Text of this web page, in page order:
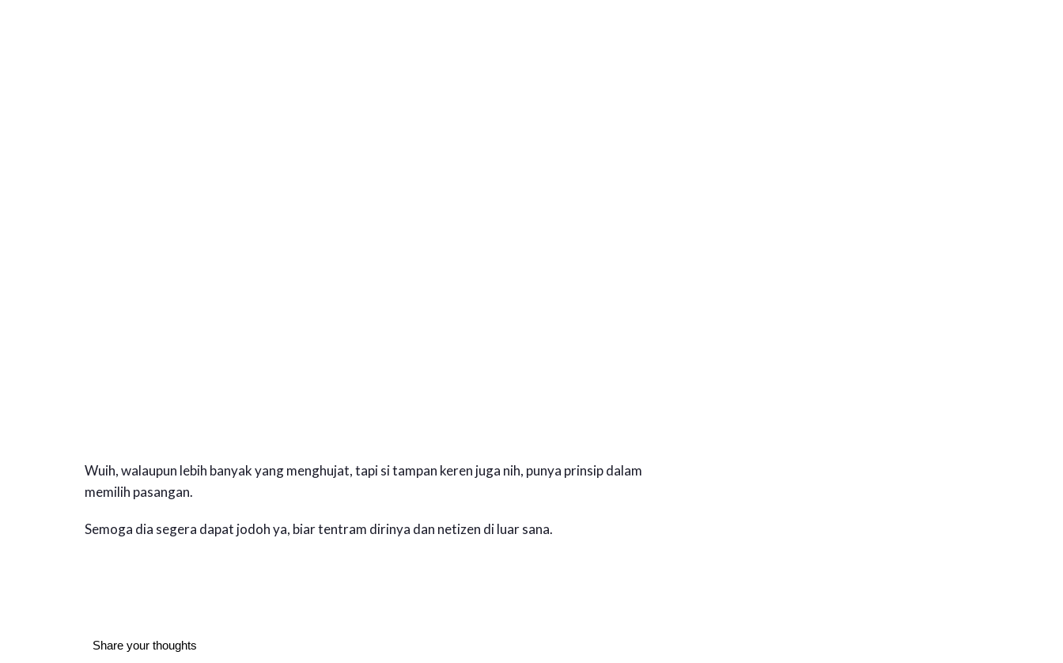
Wuih, walaupun lebih banyak yang menghujat, tapi si tampan keren juga nih, punya prinsip dalam
memilih pasangan.
Semoga dia segera dapat jodoh ya, biar tentram dirinya dan netizen di luar sana.
Share your thoughts